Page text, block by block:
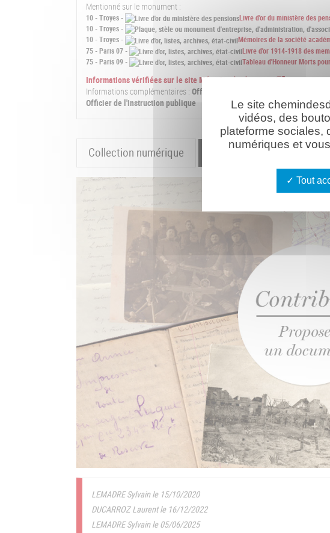
Mentionné sur le monument :
10 - Troyes -
Livre d'or du ministère des
10 - Troyes -
10 - Troyes -
Mémoires de la société
75 - Paris 07 -
Livre d'or 1914-1918 des
75 - Paris 09 -
Tableau d'Honneur Morts
Informations vérifiées sur le site Mémoire des hommes
Informations complémentaires : Officier du Mérite Agricole
Officier de l'instruction publique
Collection numérique La cartographie Les
LEMADRE Sylvain le 15/10/2020
DUCARROZ Laurent le 16/12/2022
LEMADRE Sylvain le 05/06/2025
Le site
vidéos, des
plateforme sociales,
numériques et
Tout